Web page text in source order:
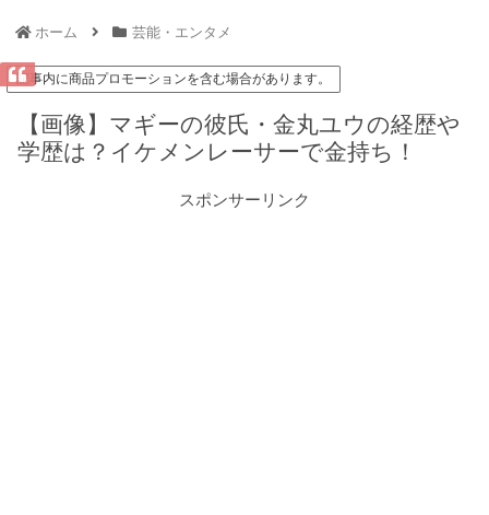
ホーム 芸能・エンタメ
記事内に商品プロモーションを含む場合があります。
【画像】マギーの彼氏・金丸ユウの経歴や
学歴は？イケメンレーサーで金持ち！
スポンサーリンク